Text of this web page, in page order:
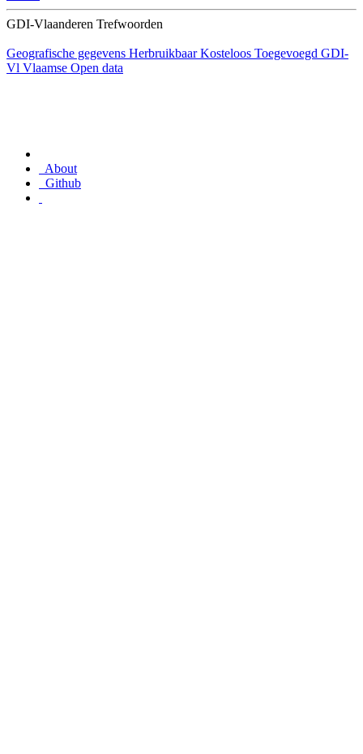
GDI-Vlaanderen Trefwoorden
Geografische gegevens Herbruikbaar Kosteloos Toegevoegd GDI-
Vl Vlaamse Open data
About
Github